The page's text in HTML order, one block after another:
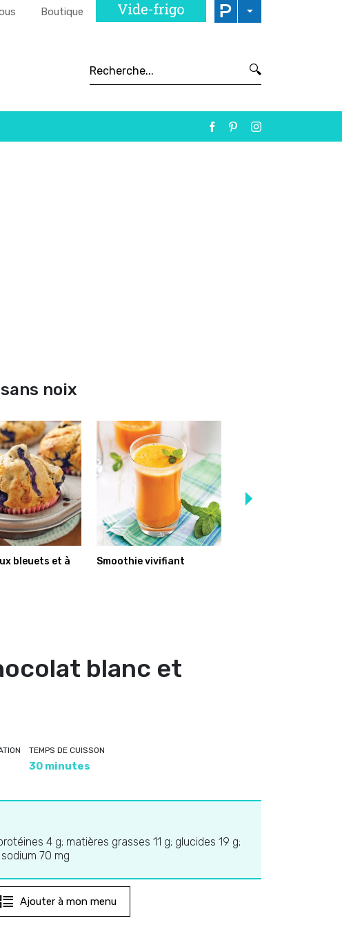
Boutique
🔍
noix
bleuets et à
Smoothie vivifiant
blanc et
TEMPS DE CUISSON
30 minutes
4 g; matières grasses 11 g; glucides 19 g;
70 mg
Ajouter à mon menu